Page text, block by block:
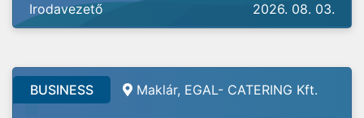
Irodavezető 2026. 08. 03.
BUSINESS Maklár, EGAL- CATERING Kft.